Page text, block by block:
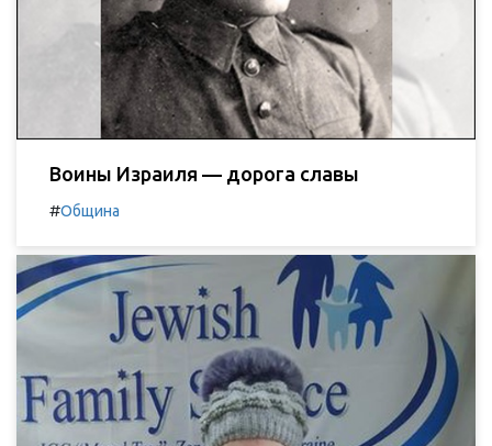
Воины Израиля — дорога славы
#Община